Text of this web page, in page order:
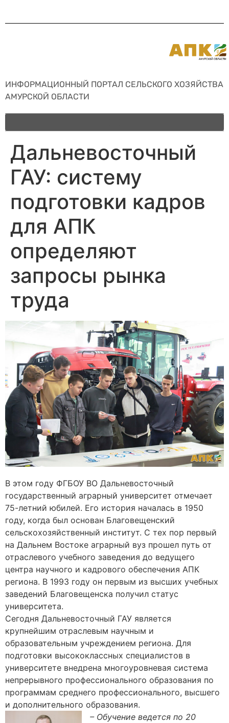
ИНФОРМАЦИОННЫЙ ПОРТАЛ СЕЛЬСКОГО ХОЗЯЙСТВА
АМУРСКОЙ ОБЛАСТИ
Дальневосточный
ГАУ: систему
подготовки кадров
для АПК
определяют
запросы рынка
труда
В этом году ФГБОУ ВО Дальневосточный
государственный аграрный университет отмечает
75-летний юбилей. Его история началась в 1950
году, когда был основан Благовещенский
сельскохозяйственный институт. С тех пор первый
на Дальнем Востоке аграрный вуз прошел путь от
отраслевого учебного заведения до ведущего
центра научного и кадрового обеспечения АПК
региона. В 1993 году он первым из высших учебных
заведений Благовещенска получил статус
университета.
Сегодня Дальневосточный ГАУ является
крупнейшим отраслевым научным и
образовательным учреждением региона. Для
подготовки высококлассных специалистов в
университете внедрена многоуровневая система
непрерывного профессионального образования по
программам среднего профессионального, высшего
и дополнительного образования.
– Обучение ведется по 20